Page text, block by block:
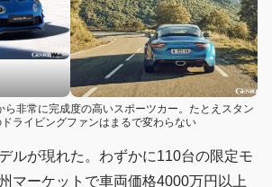
ら非常に完成度の高いスポーツカー。たとえスタン
ライビングファンはまるで変わらない
ルが現れた。わずかに110台の限定モ
マーケットで車両価格4000万円以上